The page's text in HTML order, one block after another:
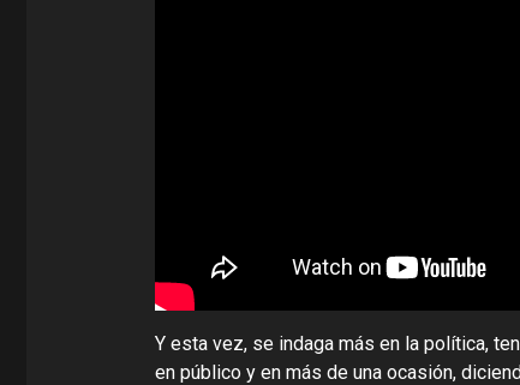
Y esta vez, se indaga más en la política,
en público y en más de una ocasión,